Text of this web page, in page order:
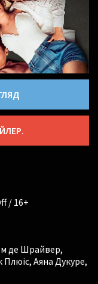
/ 16+
де Шрайвер,
Плюіс, Аяна Дукуре,